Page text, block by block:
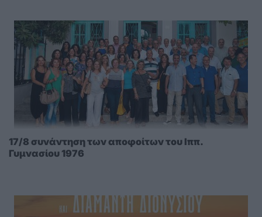
17/8 συνάντηση των αποφοίτων του Ιππ.
Γυμνασίου 1976